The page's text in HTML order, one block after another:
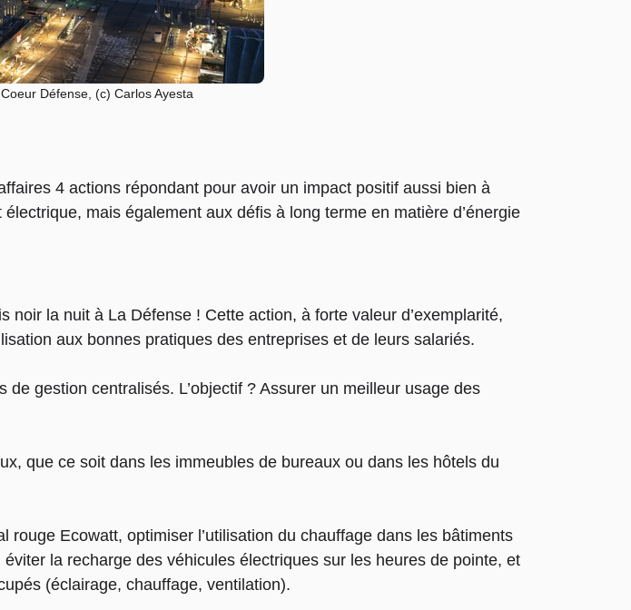
Défense, (c) Carlos Ayesta
4 actions répondant pour avoir un impact positif aussi bien à
mais également aux défis à long terme en matière d’énergie
la nuit à La Défense ! Cette action, à forte valeur d’exemplarité,
aux bonnes pratiques des entreprises et de leurs salariés.
gestion centralisés. L’objectif ? Assurer un meilleur usage des
que ce soit dans les immeubles de bureaux ou dans les hôtels du
Ecowatt, optimiser l’utilisation du chauffage dans les bâtiments
la recharge des véhicules électriques sur les heures de pointe, et
(éclairage, chauffage, ventilation).